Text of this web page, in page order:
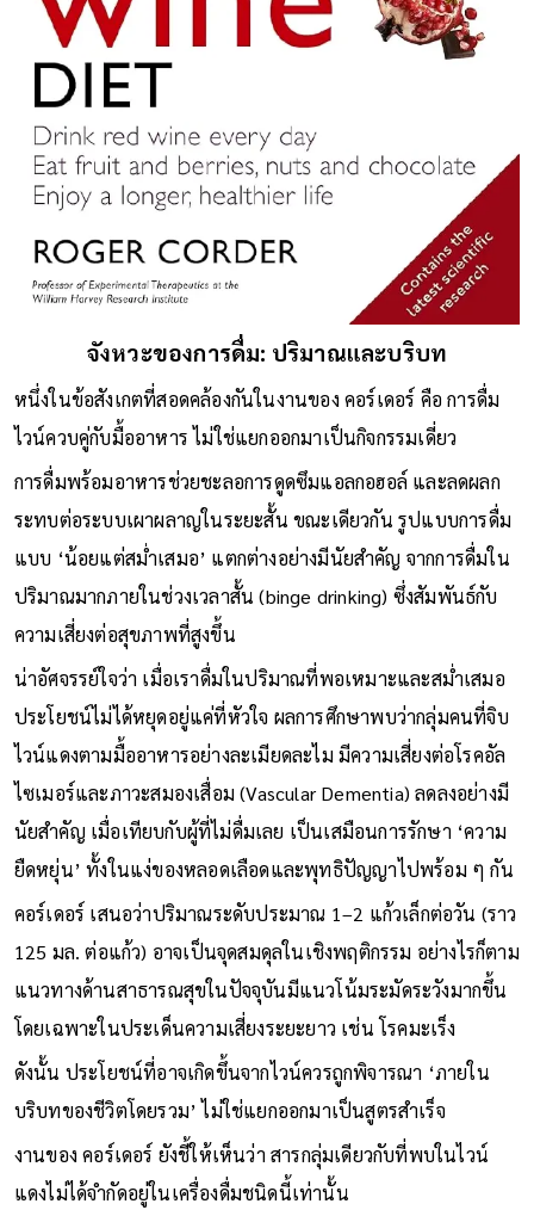
จังหวะของการดื่ม: ปริมาณและบริบท
หนึ่งในข้อสังเกตที่สอดคล้องกันในงานของ คอร์เดอร์ คือ การดื่ม
ไวน์ควบคู่กับมื้ออาหาร ไม่ใช่แยกออกมาเป็นกิจกรรมเดี่ยว
การดื่มพร้อมอาหารช่วยชะลอการดูดซึมแอลกอฮอล์ และลดผลก
ระทบต่อระบบเผาผลาญในระยะสั้น ขณะเดียวกัน รูปแบบการดื่ม
แบบ ‘น้อยแต่สม่ำเสมอ’ แตกต่างอย่างมีนัยสำคัญ จากการดื่มใน
ปริมาณมากภายในช่วงเวลาสั้น (binge drinking) ซึ่งสัมพันธ์กับ
ความเสี่ยงต่อสุขภาพที่สูงขึ้น
น่าอัศจรรย์ใจว่า เมื่อเราดื่มในปริมาณที่พอเหมาะและสม่ำเสมอ
ประโยชน์ไม่ได้หยุดอยู่แค่ที่หัวใจ ผลการศึกษาพบว่ากลุ่มคนที่จิบ
ไวน์แดงตามมื้ออาหารอย่างละเมียดละไม มีความเสี่ยงต่อโรคอัล
ไซเมอร์และภาวะสมองเสื่อม (Vascular Dementia) ลดลงอย่างมี
นัยสำคัญ เมื่อเทียบกับผู้ที่ไม่ดื่มเลย เป็นเสมือนการรักษา ‘ความ
ยืดหยุ่น’ ทั้งในแง่ของหลอดเลือดและพุทธิปัญญาไปพร้อม ๆ กัน
คอร์เดอร์ เสนอว่าปริมาณระดับประมาณ 1–2 แก้วเล็กต่อวัน (ราว
125 มล. ต่อแก้ว) อาจเป็นจุดสมดุลในเชิงพฤติกรรม อย่างไรก็ตาม
แนวทางด้านสาธารณสุขในปัจจุบันมีแนวโน้มระมัดระวังมากขึ้น
โดยเฉพาะในประเด็นความเสี่ยงระยะยาว เช่น โรคมะเร็ง
ดังนั้น ประโยชน์ที่อาจเกิดขึ้นจากไวน์ควรถูกพิจารณา ‘ภายใน
บริบทของชีวิตโดยรวม’ ไม่ใช่แยกออกมาเป็นสูตรสำเร็จ
งานของ คอร์เดอร์ ยังชี้ให้เห็นว่า สารกลุ่มเดียวกับที่พบในไวน์
แดงไม่ได้จำกัดอยู่ในเครื่องดื่มชนิดนี้เท่านั้น